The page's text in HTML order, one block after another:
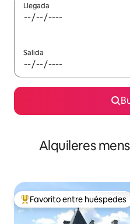
Llegada
Salida
Alquileres
Favorito entre huéspedes
Favorito entre huéspedes